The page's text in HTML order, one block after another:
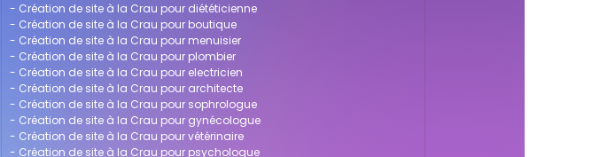
- Création de site à la Crau pour diététicienne
- Création de site à la Crau pour boutique
- Création de site à la Crau pour menuisier
- Création de site à la Crau pour plombier
- Création de site à la Crau pour electricien
- Création de site à la Crau pour architecte
- Création de site à la Crau pour sophrologue
- Création de site à la Crau pour gynécologue
- Création de site à la Crau pour vétérinaire
- Création de site à la Crau pour psychologue